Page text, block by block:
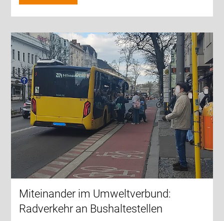
Miteinander im Umweltverbund:
Radverkehr an Bushaltestellen